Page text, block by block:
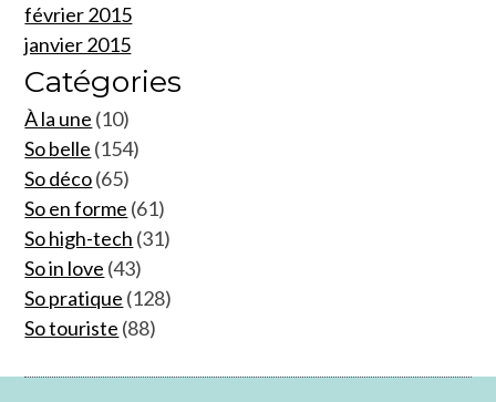
février 2015
janvier 2015
Catégories
À la une (10)
So belle (154)
So déco(65)
So en forme (61)
So high-tech (31)
So in love (43)
So pratique (128)
So touriste (88)